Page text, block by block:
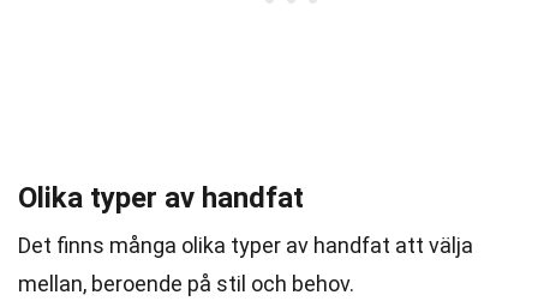
Olika typer av handfat
Det finns många olika typer av handfat att välja
mellan, beroende på stil och behov.